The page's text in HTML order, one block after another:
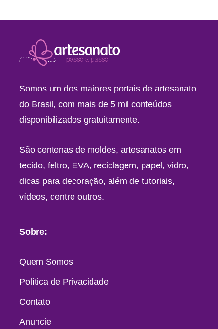
Somos um dos maiores portais de artesanato
do Brasil, com mais de 5 mil conteúdos
disponibilizados gratuitamente.
São centenas de moldes, artesanatos em
tecido, feltro, EVA, reciclagem, papel, vidro,
dicas para decoração, além de tutoriais,
vídeos, dentre outros.
Sobre:
Quem Somos
Política de Privacidade
Contato
Anuncie